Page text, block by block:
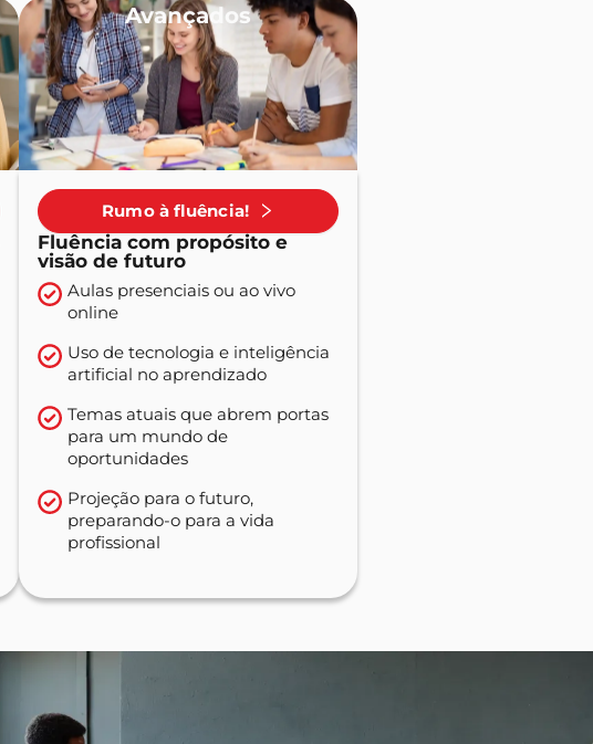
Avançados
Rumo à fluência!
Fluência com propósito e
visão de futuro
Aulas presenciais ou ao vivo
online
Uso de tecnologia e inteligência
artificial no aprendizado
Temas atuais que abrem portas
para um mundo de
oportunidades
Projeção para o futuro,
preparando-o para a vida
profissional